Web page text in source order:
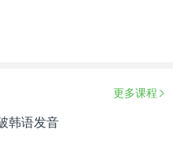
更多课程
韩语发音